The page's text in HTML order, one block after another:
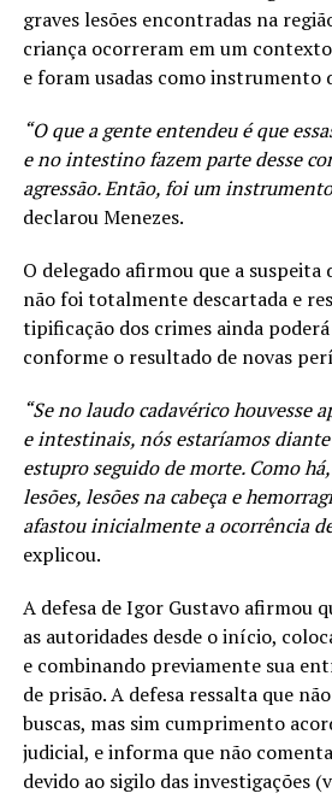
graves lesões encontradas na
criança ocorreram em um
e foram usadas como instrumento
“O que a gente entendeu é que
e no intestino fazem parte desse
agressão. Então, foi um
declarou Menezes.
O delegado afirmou que a suspeita
não foi totalmente descartada e
tipificação dos crimes ainda
conforme o resultado de novas
“Se no laudo cadavérico houvesse
e intestinais, nós estaríamos
estupro seguido de morte. Como
lesões, lesões na cabeça e
afastou inicialmente a ocorrência
explicou.
A defesa de Igor Gustavo afirmou
as autoridades desde o início,
e combinando previamente sua
de prisão. A defesa ressalta que
buscas, mas sim cumprimento
judicial, e informa que não
devido ao sigilo das investigações